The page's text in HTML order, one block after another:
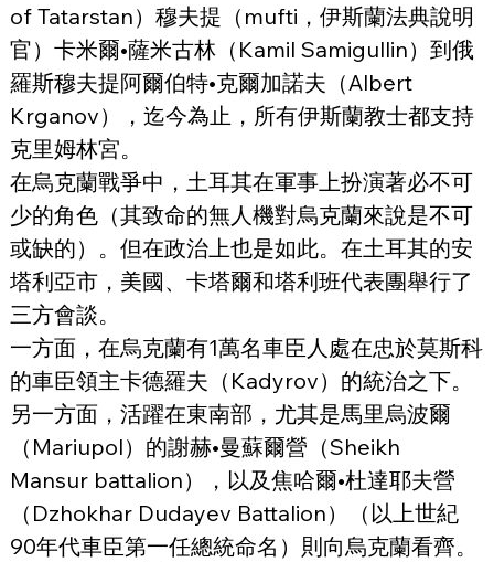
of Tatarstan）穆夫提（mufti，伊斯蘭法典說明
官）卡米爾•薩米古林（Kamil Samigullin）到俄
羅斯穆夫提阿爾伯特•克爾加諾夫（Albert
Krganov），迄今為止，所有伊斯蘭教士都支持
克里姆林宮。
在烏克蘭戰爭中，土耳其在軍事上扮演著必不可
少的角色（其致命的無人機對烏克蘭來說是不可
或缺的）。但在政治上也是如此。在土耳其的安
塔利亞市，美國、卡塔爾和塔利班代表團舉行了
三方會談。
一方面，在烏克蘭有1萬名車臣人處在忠於莫斯科
的車臣領主卡德羅夫（Kadyrov）的統治之下。
另一方面，活躍在東南部，尤其是馬里烏波爾
（Mariupol）的謝赫•曼蘇爾營（Sheikh
Mansur battalion），以及焦哈爾•杜達耶夫營
（Dzhokhar Dudayev Battalion）（以上世紀
90年代車臣第一任總統命名）則向烏克蘭看齊。